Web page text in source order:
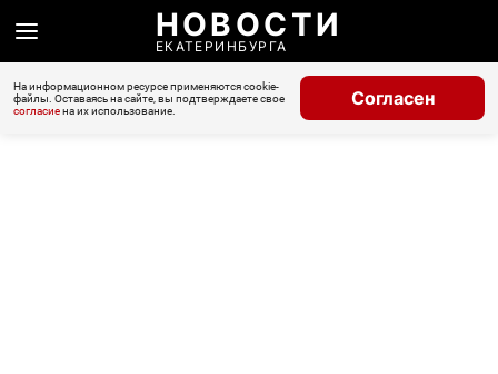
НОВОСТИ
ЕКАТЕРИНБУРГА
На информационном ресурсе применяются cookie-
файлы. Оставаясь на сайте, вы подтверждаете свое
согласиена их использование.
Согласен